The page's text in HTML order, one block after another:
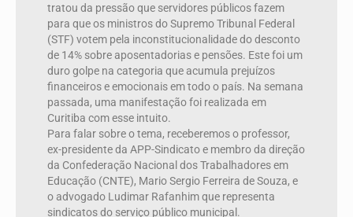
tratou da pressão que servidores públicos fazem
para que os ministros do Supremo Tribunal Federal
(STF) votem pela inconstitucionalidade do desconto
de 14% sobre aposentadorias e pensões. Este foi um
duro golpe na categoria que acumula prejuízos
financeiros e emocionais em todo o país. Na semana
passada, uma manifestação foi realizada em
Curitiba com esse intuito.
Para falar sobre o tema, receberemos o professor,
ex-presidente da APP-Sindicato e membro da direção
da Confederação Nacional dos Trabalhadores em
Educação (CNTE), Mario Sergio Ferreira de Souza, e
o advogado Ludimar Rafanhim que representa
sindicatos do serviço público municipal.